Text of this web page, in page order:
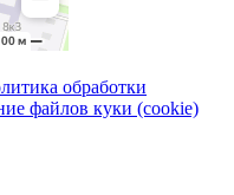
обработки
файлов куки (cookie)